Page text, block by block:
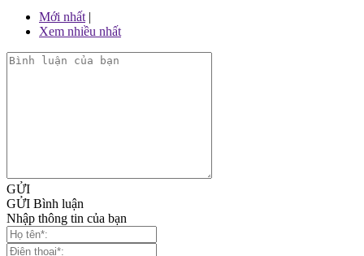
Mới nhất |
Xem nhiều nhất
GỬI
GỬI Bình luận
Nhập thông tin của bạn